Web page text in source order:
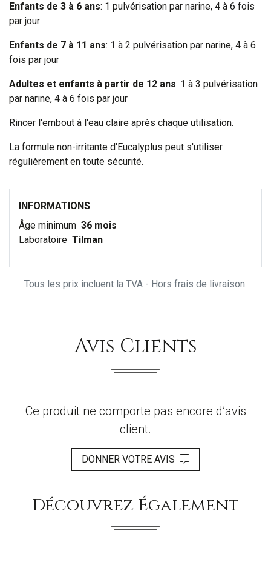
Enfants de 3 à 6 ans: 1 pulvérisation par narine, 4 à 6 fois
par jour
Enfants de 7 à 11 ans: 1 à 2 pulvérisation par narine, 4 à 6
fois par jour
Adultes et enfants à partir de 12 ans: 1 à 3 pulvérisation
par narine, 4 à 6 fois par jour
Rincer l'embout à l'eau claire après chaque utilisation.
La formule non-irritante d'Eucalyplus peut s'utiliser
régulièrement en toute sécurité.
INFORMATIONS
Âge minimum 36 mois
Laboratoire Tilman
Tous les prix incluent la TVA - Hors frais de livraison.
Avis Clients
Ce produit ne comporte pas encore d’avis
client.
DONNER VOTRE AVIS
Découvrez Également